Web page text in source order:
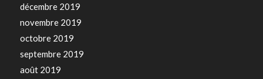
décembre 2019
novembre 2019
octobre 2019
septembre 2019
août 2019